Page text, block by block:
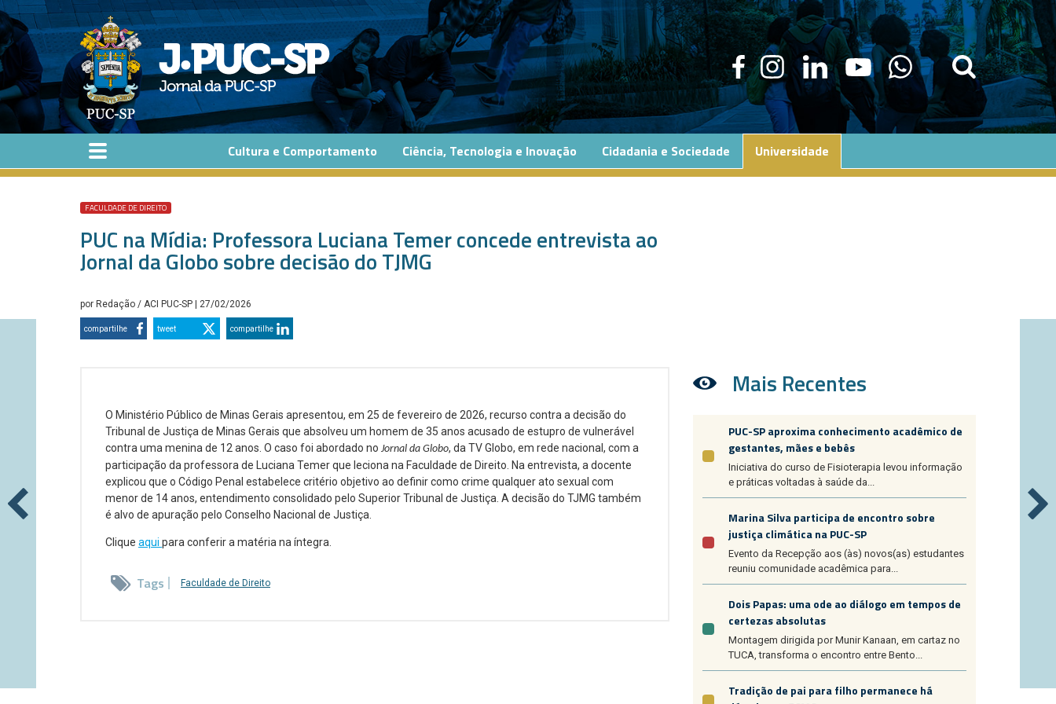
Pular para o conteúdo principal
Cultura e Comportamento Ciência, Tecnologia e Inovação Cidadania e Sociedade Universidade
FACULDADE DE DIREITO
PUC na Mídia: Professora Luciana Temer concede entrevista ao
Jornal da Globo sobre decisão do TJMG
por Redação / ACI PUC-SP | 27/02/2026
compartilhe tweet compartilhe
O Ministério Público de Minas Gerais apresentou, em 25 de fevereiro de 2026, recurso contra a decisão do
Tribunal de Justiça de Minas Gerais que absolveu um homem de 35 anos acusado de estupro de vulnerável
contra uma menina de 12 anos. O caso foi abordado no Jornal da Globo, da TV Globo, em rede nacional, com a
participação da professora de Luciana Temer que leciona na Faculdade de Direito. Na entrevista, a docente
explicou que o Código Penal estabelece critério objetivo ao definir como crime qualquer ato sexual com
menor de 14 anos, entendimento consolidado pelo Superior Tribunal de Justiça. A decisão do TJMG também
é alvo de apuração pelo Conselho Nacional de Justiça.
Clique aqui para conferir a matéria na íntegra.
Tags Faculdade de Direito
Mais Recentes
PUC-SP aproxima conhecimento acadêmico de
gestantes, mães e bebês
Iniciativa do curso de Fisioterapia levou informação
e práticas voltadas à saúde da...
Marina Silva participa de encontro sobre
justiça climática na PUC-SP
Evento da Recepção aos (às) novos(as) estudantes
reuniu comunidade acadêmica para...
Dois Papas: uma ode ao diálogo em tempos de
certezas absolutas
Montagem dirigida por Munir Kanaan, em cartaz no
TUCA, transforma o encontro entre Bento...
Tradição de pai para filho permanece há